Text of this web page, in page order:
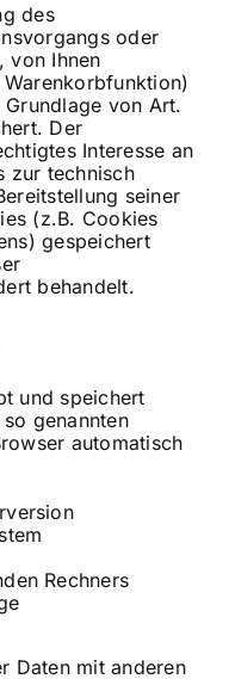
des
oder
von Ihnen
von Art.
Der
Interesse an
zur technisch
seiner
(z.B. Cookies
gespeichert
behandelt.
und speichert
genannten
automatisch
Rechners
Daten mit anderen